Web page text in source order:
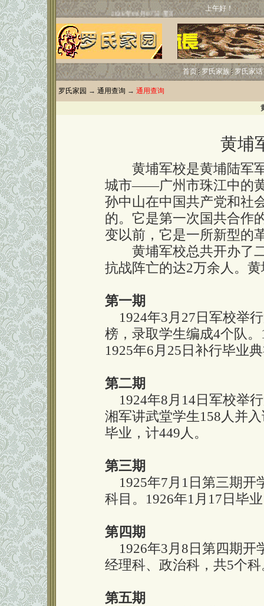
上午好！
首页 罗氏家族 罗氏家话
罗氏家园 → 通用查询 → 通用查询
黄埔
黄埔军校是黄埔陆军军
城市——广州市珠江中的
孙中山在中国共产党和社
的。它是第一次国共合作
变以前，它是一所新型的
黄埔军校总共开办了二
抗战阵亡的达2万余人。
第一期
1924年3月27日军校举
榜，录取学生编成4个队
1925年6月25日补行毕业
第二期
1924年8月14日军校举
湘军讲武堂学生158人并
毕业，计449人。
第三期
1925年7月1日第三期开
科目。1926年1月17日毕
第四期
1926年3月8日第四期开
经理科、政治科，共5个
第五期